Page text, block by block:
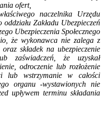
ofert,
naczelnika Urzędu
Zakładu Ubezpieczeń
Ubezpieczenia Społecznego
że wykonawca nie zalega z
składek na ubezpieczenie
zaświadczeń, że uzyskał
odroczenie lub rozłożenie
lub wstrzymanie w całości
organu -wystawionych nie
upływem terminu składania